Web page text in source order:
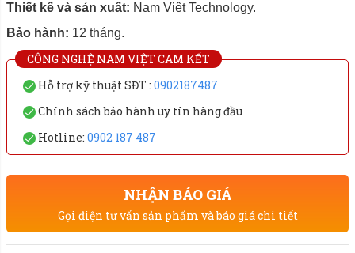
Thiết kế và sản xuất: Nam Việt Technology.
Bảo hành: 12 tháng.
CÔNG NGHỆ NAM VIỆT CAM KẾT
Hỗ trợ kỹ thuật SĐT : 0902187487
Chính sách bảo hành uy tín hàng đầu
Hotline: 0902 187 487
NHẬN BÁO GIÁ
Gọi điện tư vấn sản phẩm và báo giá chi tiết